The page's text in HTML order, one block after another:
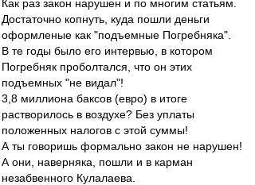
Как раз закон нарушен и по многим статьям.
Достаточно копнуть, куда пошли деньги
оформленые как "подъемные Погребняка".
В те годы было его интервью, в котором
Погребняк проболтался, что он этих
подъемных "не видал"!
3,8 миллиона баксов (евро) в итоге
растворилось в воздухе? Без уплаты
положенных налогов с этой суммы!
А ты говоришь формально закон не нарушен!
А они, наверняка, пошли и в карман
незабвенного Кулалаева.